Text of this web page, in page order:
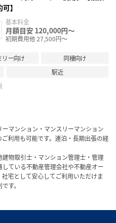
】
基本料金
月額目安 120,000円～
初期費用他 27,500円～
リー向け
同棲向け
駅近
マンション・マンスリーマンション
利用も可能です。連泊・長期出張の経
物取引士・マンション管理士・管理
ている不動産管理会社や不動産オー
宅として安心してご利用いただけま
す。